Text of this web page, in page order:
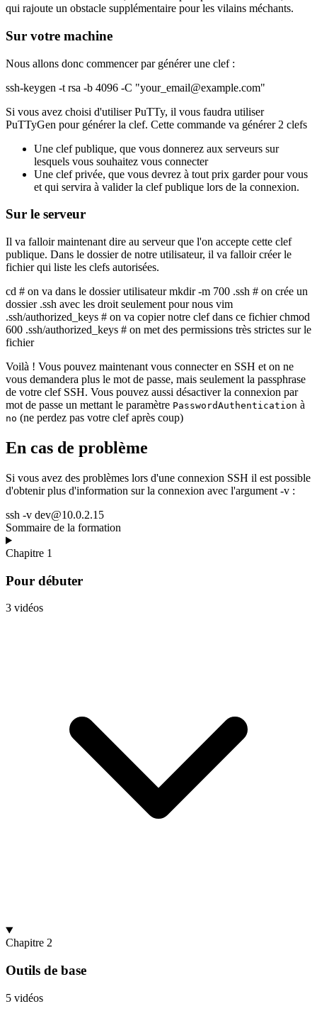
qui rajoute un obstacle supplémentaire pour les vilains méchants.
Sur votre machine
Nous allons donc commencer par générer une clef :
ssh-keygen -t rsa -b 4096 -C "your_email@example.com"
Si vous avez choisi d'utiliser PuTTy, il vous faudra utiliser
PuTTyGen pour générer la clef. Cette commande va générer 2 clefs
Une clef publique, que vous donnerez aux serveurs sur
lesquels vous souhaitez vous connecter
Une clef privée, que vous devrez à tout prix garder pour vous
et qui servira à valider la clef publique lors de la connexion.
Sur le serveur
Il va falloir maintenant dire au serveur que l'on accepte cette clef
publique. Dans le dossier de notre utilisateur, il va falloir créer le
fichier qui liste les clefs autorisées.
cd # on va dans le dossier utilisateur mkdir -m 700 .ssh # on crée un
dossier .ssh avec les droit seulement pour nous vim
.ssh/authorized_keys # on va copier notre clef dans ce fichier chmod
600 .ssh/authorized_keys # on met des permissions très strictes sur le
fichier
Voilà ! Vous pouvez maintenant vous connecter en SSH et on ne
vous demandera plus le mot de passe, mais seulement la passphrase
de votre clef SSH. Vous pouvez aussi désactiver la connexion par
mot de passe un mettant le paramètre PasswordAuthentication à
no (ne perdez pas votre clef après coup)
En cas de problème
Si vous avez des problèmes lors d'une connexion SSH il est possible
d'obtenir plus d'information sur la connexion avec l'argument -v :
ssh -v dev@10.0.2.15
Sommaire de la formation
Chapitre 1
Pour débuter
3 vidéos
Chapitre 2
Outils de base
5 vidéos